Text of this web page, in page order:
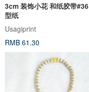
3cm 装饰小花 和纸胶带#36 带离
型纸
Usagiprint
RMB 61.30